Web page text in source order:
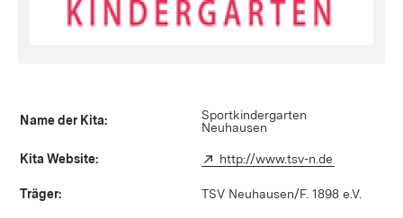
Name der Kita:
Sportkindergarten
Neuhausen
Kita Website: Extern:
http://www.tsv-n.de
Träger: TSV Neuhausen/F. 1898 e.V.